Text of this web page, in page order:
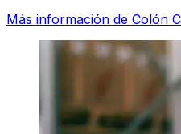
Más información de Colón